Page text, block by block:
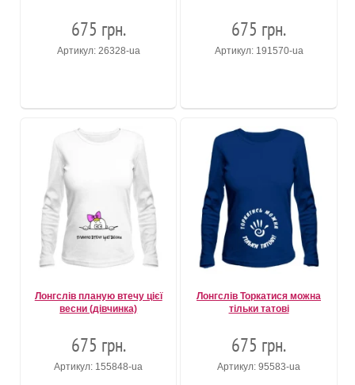
675 грн.
Артикул: 26328-ua
675 грн.
Артикул: 191570-ua
Лонгслів планую втечу цієї
весни (дівчинка)
675 грн.
Артикул: 155848-ua
Лонгслів Торкатися можна
тільки татові
675 грн.
Артикул: 95583-ua